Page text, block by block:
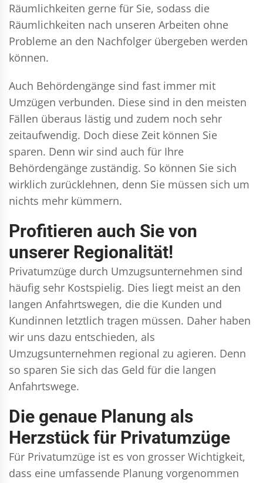
Räumlichkeiten gerne für Sie, sodass die
Räumlichkeiten nach unseren Arbeiten ohne
Probleme an den Nachfolger übergeben werden
können.
Auch Behördengänge sind fast immer mit
Umzügen verbunden. Diese sind in den meisten
Fällen überaus lästig und zudem noch sehr
zeitaufwendig. Doch diese Zeit können Sie
sparen. Denn wir sind auch für Ihre
Behördengänge zuständig. So können Sie sich
wirklich zurücklehnen, denn Sie müssen sich um
nichts mehr kümmern.
Profitieren auch Sie von
unserer Regionalität!
Privatumzüge durch Umzugsunternehmen sind
häufig sehr Kostspielig. Dies liegt meist an den
langen Anfahrtswegen, die die Kunden und
Kundinnen letztlich tragen müssen. Daher haben
wir uns dazu entschieden, als
Umzugsunternehmen regional zu agieren. Denn
so sparen Sie sich das Geld für die langen
Anfahrtswege.
Die genaue Planung als
Herzstück für Privatumzüge
Für Privatumzüge ist es von grosser Wichtigkeit,
dass eine umfassende Planung vorgenommen